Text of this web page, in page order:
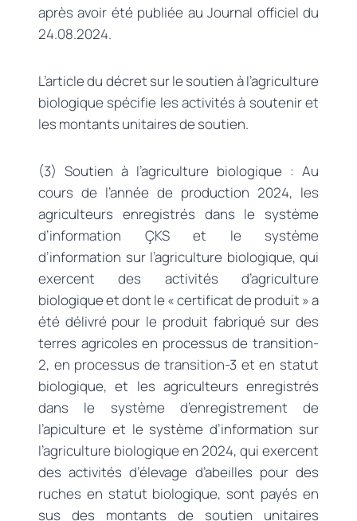
après avoir été publiée au Journal officiel du
24.08.2024.
L’article du décret sur le soutien à l’agriculture
biologique spécifie les activités à soutenir et
les montants unitaires de soutien.
(3) Soutien à l’agriculture biologique : Au
cours de l’année de production 2024, les
agriculteurs enregistrés dans le système
d’information ÇKS et le système
d’information sur l’agriculture biologique, qui
exercent des activités d’agriculture
biologique et dont le « certificat de produit » a
été délivré pour le produit fabriqué sur des
terres agricoles en processus de transition-
2, en processus de transition-3 et en statut
biologique, et les agriculteurs enregistrés
dans le système d’enregistrement de
l’apiculture et le système d’information sur
l’agriculture biologique en 2024, qui exercent
des activités d’élevage d’abeilles pour des
ruches en statut biologique, sont payés en
sus des montants de soutien unitaires